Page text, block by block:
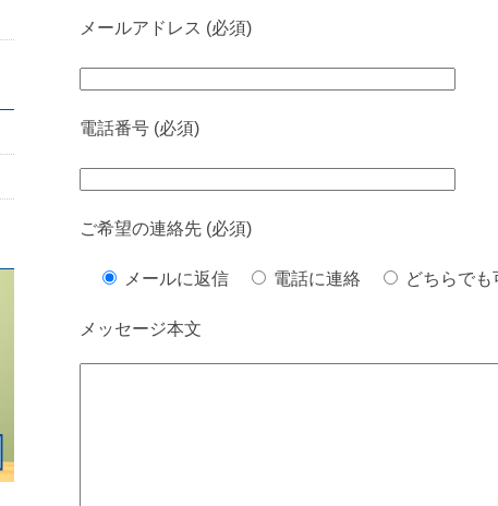
メールアドレス (必須)
電話番号 (必須)
ご希望の連絡先 (必須)
メールに返信 電話に連絡 どちらでも
メッセージ本文